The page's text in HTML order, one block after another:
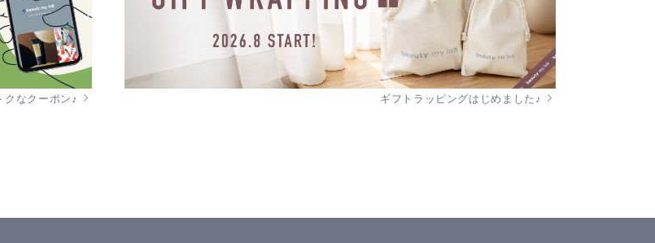
クなクーポン♪ ギフトラッピングはじめました♪